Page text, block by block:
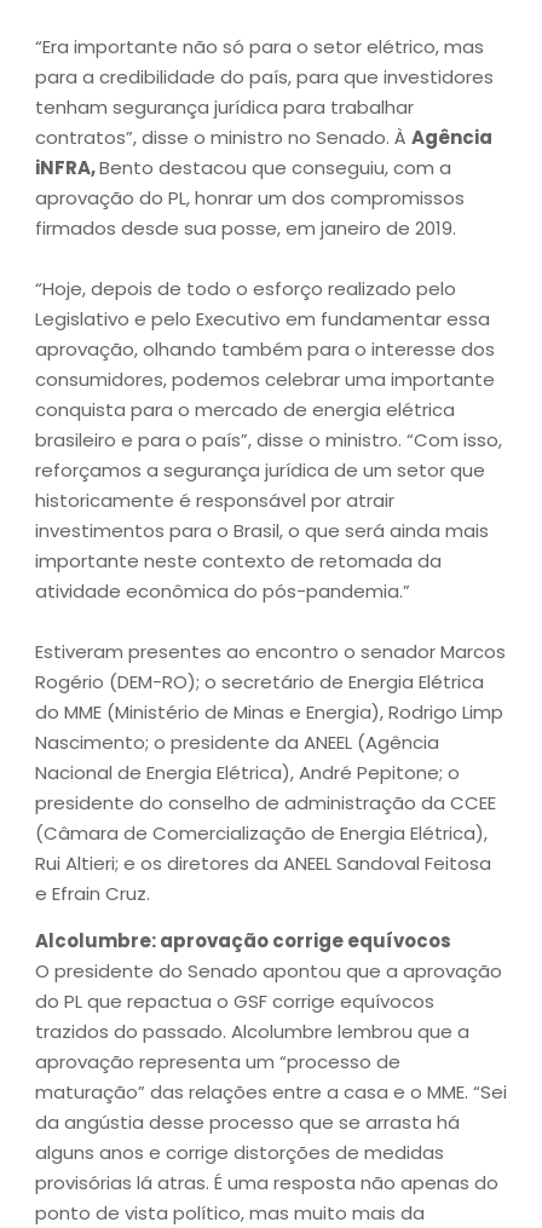
“Era importante não só para o setor elétrico, mas
para a credibilidade do país, para que investidores
tenham segurança jurídica para trabalhar
contratos”, disse o ministro no Senado. À Agência
iNFRA,Bento destacou que conseguiu, com a
aprovação do PL, honrar um dos compromissos
firmados desde sua posse, em janeiro de 2019.
“Hoje, depois de todo o esforço realizado pelo
Legislativo e pelo Executivo em fundamentar essa
aprovação, olhando também para o interesse dos
consumidores, podemos celebrar uma importante
conquista para o mercado de energia elétrica
brasileiro e para o país”, disse o ministro. “Com isso,
reforçamos a segurança jurídica de um setor que
historicamente é responsável por atrair
investimentos para o Brasil, o que será ainda mais
importante neste contexto de retomada da
atividade econômica do pós-pandemia.”
Estiveram presentes ao encontro o senador Marcos
Rogério (DEM-RO); o secretário de Energia Elétrica
do MME (Ministério de Minas e Energia), Rodrigo Limp
Nascimento; o presidente da ANEEL (Agência
Nacional de Energia Elétrica), André Pepitone; o
presidente do conselho de administração da CCEE
(Câmara de Comercialização de Energia Elétrica),
Rui Altieri; e os diretores da ANEEL Sandoval Feitosa
e Efrain Cruz.
Alcolumbre: aprovação corrige equívocos
O presidente do Senado apontou que a aprovação
do PL que repactua o GSF corrige equívocos
trazidos do passado. Alcolumbre lembrou que a
aprovação representa um “processo de
maturação” das relações entre a casa e o MME. “Sei
da angústia desse processo que se arrasta há
alguns anos e corrige distorções de medidas
provisórias lá atras. É uma resposta não apenas do
ponto de vista político, mas muito mais da